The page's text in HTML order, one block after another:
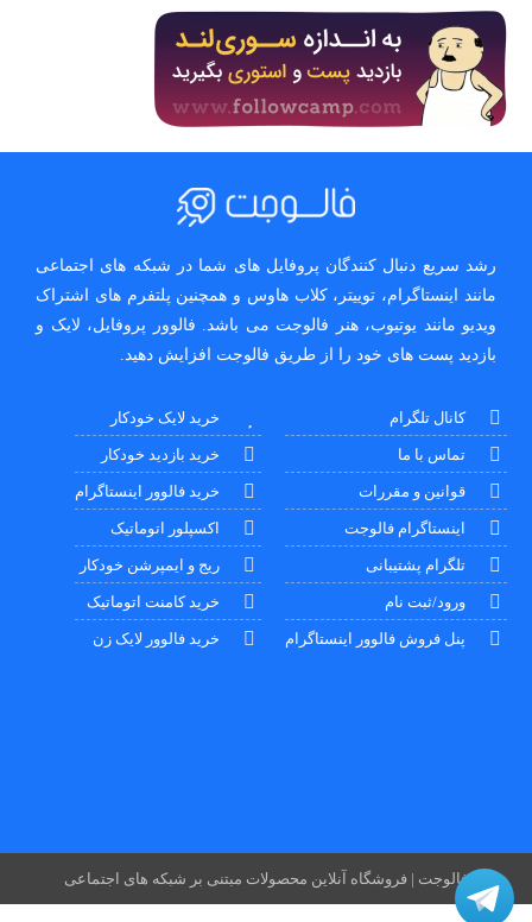
رشد سریع دنبال کنندگان پروفایل های شما در شبکه های اجتماعی
مانند اینستاگرام، توییتر، کلاب هاوس و همچنین پلتفرم های اشتراک
ویدیو مانند یوتیوب، هنر فالوجت می باشد. فالوور پروفایل، لایک و
بازدید پست های خود را از طریق فالوجت افزایش دهید.
کانال تلگرام
تماس با ما
قوانین و مقررات
اینستاگرام فالوجت
تلگرام پشتیبانی
ورود/ثبت نام
پنل فروش فالوور اینستاگرام
خرید لایک خودکار
خرید بازدید خودکار
خرید فالوور اینستاگرام
اکسپلور اتوماتیک
ریج و ایمپرشن خودکار
خرید کامنت اتوماتیک
خرید فالوور لایک زن
فالوجت | فروشگاه آنلاین محصولات مبتنی بر شبکه های اجتماعی